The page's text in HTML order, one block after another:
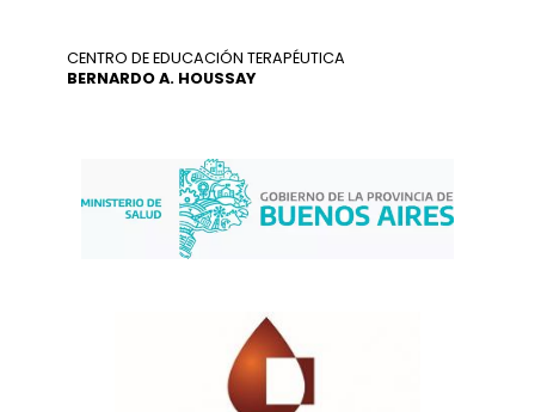
CENTRO DE EDUCACIÓN TERAPÉUTICA
BERNARDO A. HOUSSAY